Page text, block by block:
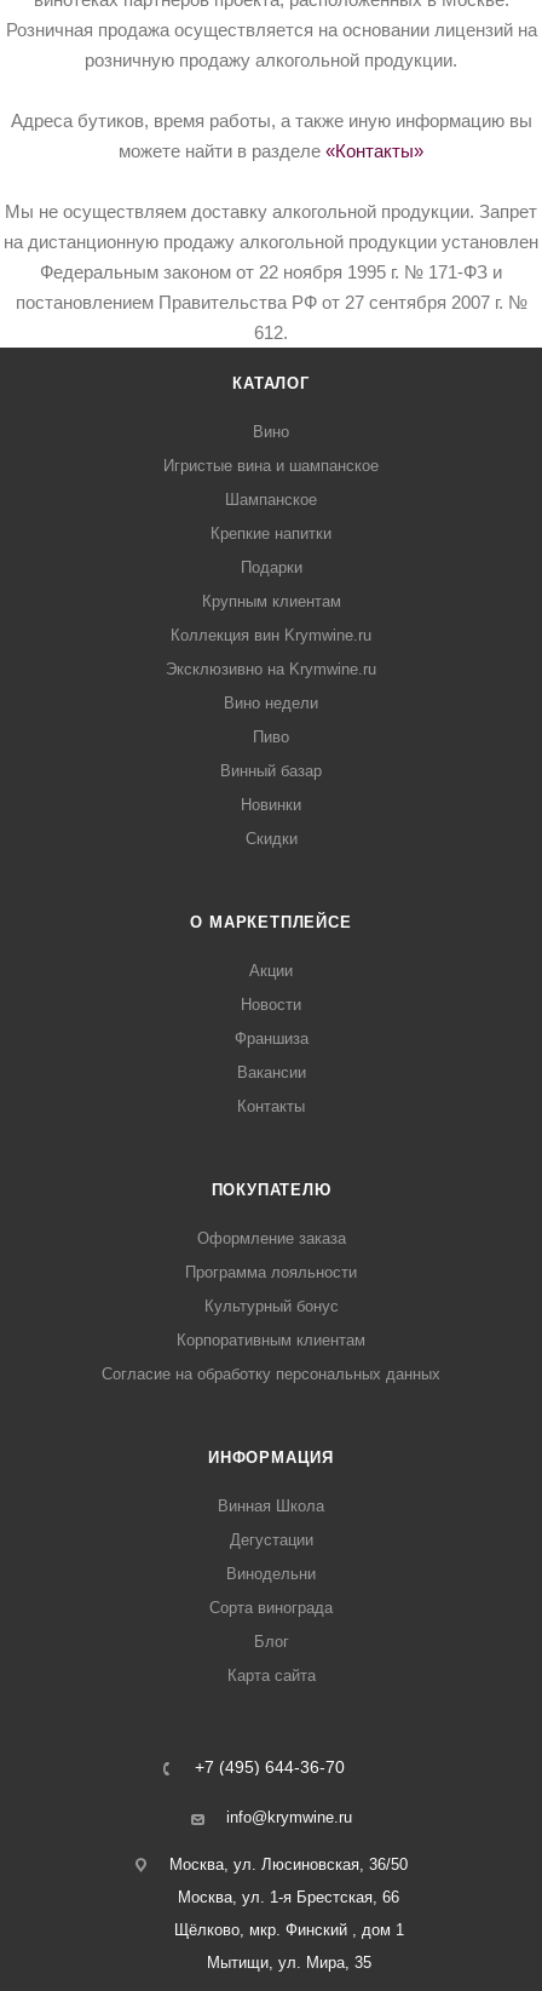
Розничная продажа осуществляется на основании лицензий на
розничную продажу алкогольной продукции.
Адреса бутиков, время работы, а также иную информацию вы
можете найти в разделе «Контакты»
Мы не осуществляем доставку алкогольной продукции. Запрет
на дистанционную продажу алкогольной продукции установлен
Федеральным законом от 22 ноября 1995 г. № 171-ФЗ и
постановлением Правительства РФ от 27 сентября 2007 г. №
612.
КАТАЛОГ
Вино
Игристые вина и шампанское
Шампанское
Крепкие напитки
Подарки
Крупным клиентам
Коллекция вин Krymwine.ru
Эксклюзивно на Krymwine.ru
Вино недели
Пиво
Винный базар
Новинки
Скидки
О МАРКЕТПЛЕЙСЕ
Акции
Новости
Франшиза
Вакансии
Контакты
ПОКУПАТЕЛЮ
Оформление заказа
Программа лояльности
Культурный бонус
Корпоративным клиентам
Согласие на обработку персональных данных
ИНФОРМАЦИЯ
Винная Школа
Дегустации
Винодельни
Сорта винограда
Блог
Карта сайта
+7 (495) 644-36-70
info@krymwine.ru
Москва, ул. Люсиновская, 36/50
Москва, ул. 1-я Брестская, 66
Щёлково, мкр. Финский , дом 1
Мытищи, ул. Мира, 35